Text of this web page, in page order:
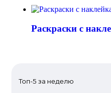
Топ-5 за неделю
Раскраски с